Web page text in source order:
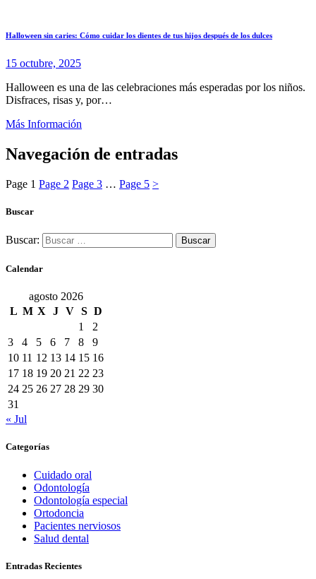
Halloween sin caries: Cómo cuidar los dientes de tus hijos después de los dulces
15 octubre, 2025
Halloween es una de las celebraciones más esperadas por los niños.
Disfraces, risas y, por…
Más Información
Navegación de entradas
Page 1 Page 2 Page 3 … Page 5 >
Buscar
Buscar:
Calendar
agosto 2026
L M X J V S D
1
2
3
4 5 6 7 8
9
10 11 12 13 14 15 16
17 18 19 20 21 22 23
24 25 26 27 28 29 30
31
« Jul
Categorías
Cuidado oral
Odontología
Odontología especial
Ortodoncia
Pacientes nerviosos
Salud dental
Entradas Recientes